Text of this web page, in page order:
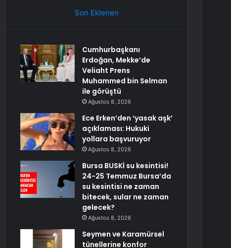
Son Eklenen
Cumhurbaşkanı
Erdoğan, Mekke’de
Veliaht Prens
Muhammed bin Selman
ile görüştü
Ağustos 8, 2026
Ece Erken’den ‘yasak aşk’
açıklaması: Hukuki
yollara başvuruyor
Ağustos 8, 2026
Bursa BUSKİ su kesintisi!
24-25 Temmuz Bursa’da
su kesintisi ne zaman
bitecek, sular ne zaman
gelecek?
Ağustos 8, 2026
Seymen ve Karamürsel
tünellerine konfor